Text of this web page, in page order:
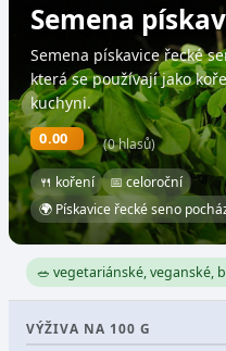
Semena
Semena pískavice řecké
která se používají jako
kuchyni.
0.00 (0 hlasů)
🍴 koření
📅 celoroční
🌍 Pískavice řecké seno
🥗 vegetariánské, veganské,
VÝŽIVA NA 100 G